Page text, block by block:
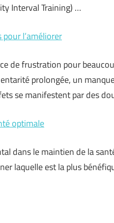
Interval Training) …
l’améliorer
de frustration pour
prolongée, un
se manifestent par des
optimale
dans le maintien de la
laquelle est la plus